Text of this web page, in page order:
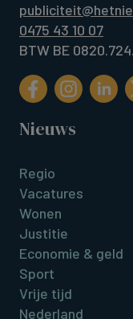
0475 43 10 07
BTW BE
Nieuws
Regio
Vacatures
Wonen
Justitie
Economie & geld
Sport
Vrije tijd
Nederland